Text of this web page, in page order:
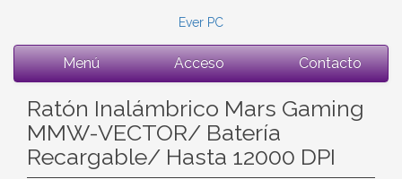
Ever PC
Menú Acceso Contacto
Ratón Inalámbrico Mars Gaming
MMW-VECTOR/ Batería
Recargable/ Hasta 12000 DPI